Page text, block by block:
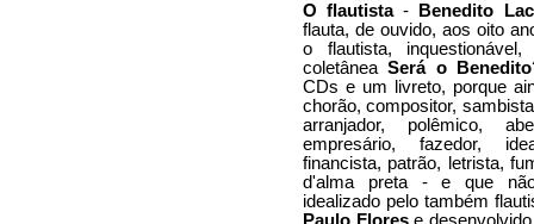
O flautista-
Benedito
flauta, de ouvido, aos oito
o flautista,
coletâneaSerá o
CDs e um livreto, porque
chorão, compositor,
arranjador, polêmico,
empresário, fazedor,
financista, patrão, letrista,
d'alma preta - e que
idealizado pelo também